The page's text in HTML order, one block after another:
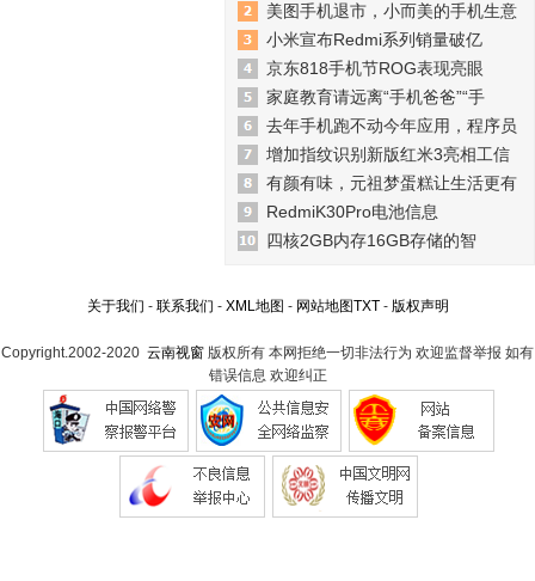
美图手机退市，小而美的手机生意
小米宣布Redmi系列销量破亿
京东818手机节ROG表现亮眼
家庭教育请远离“手机爸爸”“手
去年手机跑不动今年应用，程序员
增加指纹识别新版红米3亮相工信
有颜有味，元祖梦蛋糕让生活更有
RedmiK30Pro电池信息
四核2GB内存16GB存储的智
关于我们 - 联系我们 - XML地图 - 网站地图TXT- 版权声明
Copyright.2002-2020 云南视窗 版权所有 本网拒绝一切非法行为 欢迎监督举报 如有
错误信息 欢迎纠正